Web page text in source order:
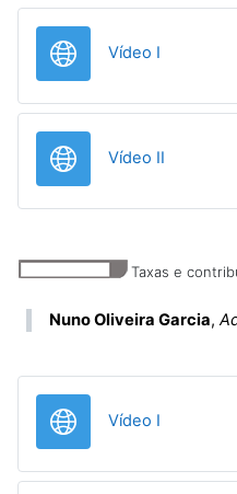
Vídeo I
Vídeo II
Taxas e
Nuno Oliveira Garcia,
Vídeo I